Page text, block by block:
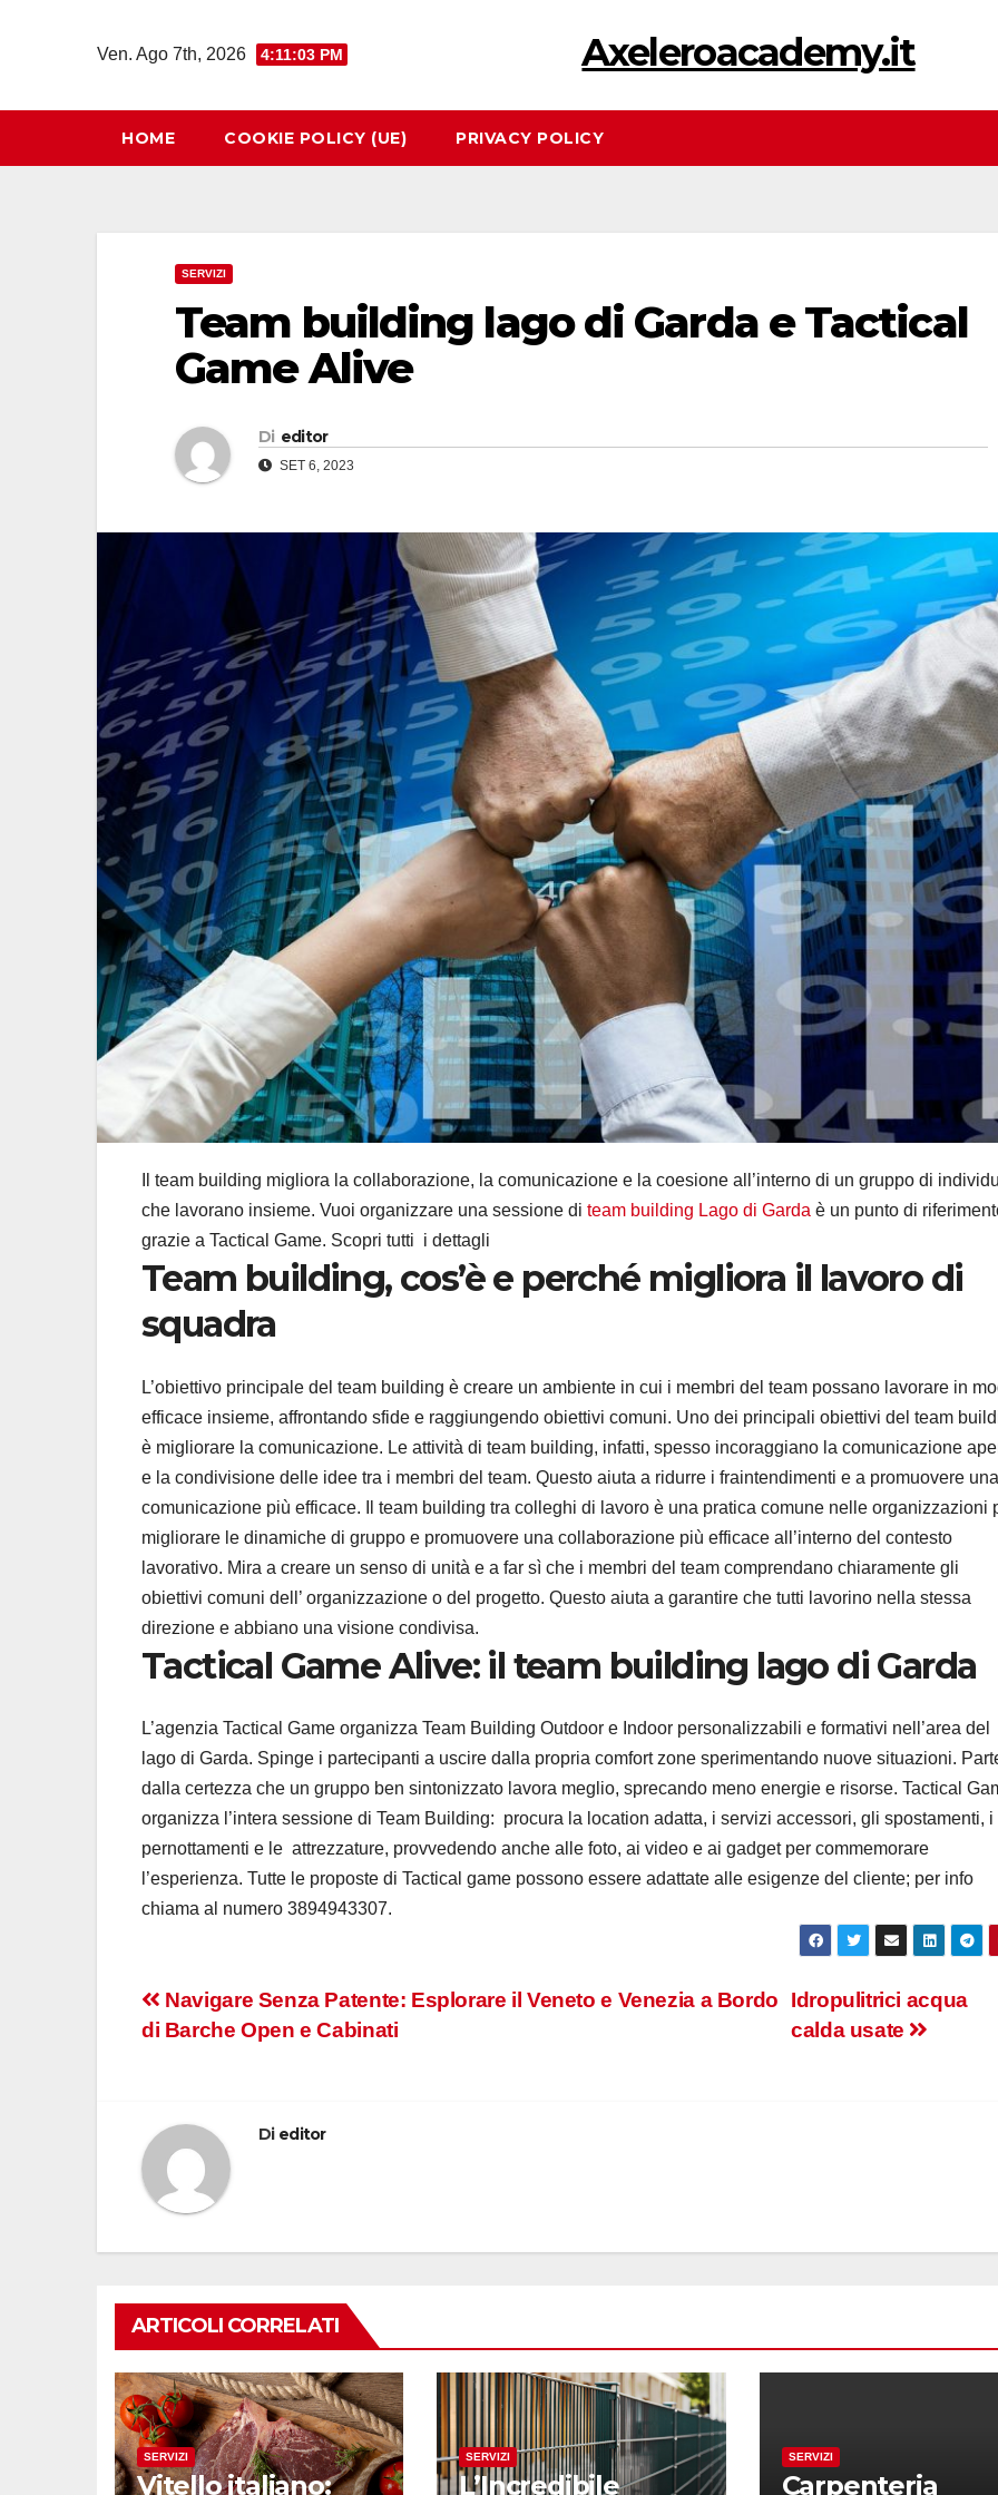
Ven. Ago 7th, 2026 4:11:04 PM Axeleroacademy.it
HOME COOKIE POLICY (UE) PRIVACY POLICY
SERVIZI
Team building lago di Garda e Tactical
Game Alive
Di editor
SET 6, 2023
Il team building migliora la collaborazione, la comunicazione e la coesione all’interno di un gruppo di
che lavorano insieme. Vuoi organizzare una sessione di team building Lago di Garda è un punto di
grazie a Tactical Game. Scopri tutti i dettagli
Team building, cos’è e perché migliora il lavoro di
squadra
L’obiettivo principale del team building è creare un ambiente in cui i membri del team possano lavorare in
efficace insieme, affrontando sfide e raggiungendo obiettivi comuni. Uno dei principali obiettivi del team
è migliorare la comunicazione. Le attività di team building, infatti, spesso incoraggiano la comunicazione
e la condivisione delle idee tra i membri del team. Questo aiuta a ridurre i fraintendimenti e a promuovere una
comunicazione più efficace. Il team building tra colleghi di lavoro è una pratica comune nelle organizzazioni
migliorare le dinamiche di gruppo e promuovere una collaborazione più efficace all’interno del contesto
lavorativo. Mira a creare un senso di unità e a far sì che i membri del team comprendano chiaramente gli
obiettivi comuni dell’ organizzazione o del progetto. Questo aiuta a garantire che tutti lavorino nella stessa
direzione e abbiano una visione condivisa.
Tactical Game Alive: il team building lago di Garda
L’agenzia Tactical Game organizza Team Building Outdoor e Indoor personalizzabili e formativi nell’area del
lago di Garda. Spinge i partecipanti a uscire dalla propria comfort zone sperimentando nuove situazioni.
dalla certezza che un gruppo ben sintonizzato lavora meglio, sprecando meno energie e risorse. Tactical
organizza l’intera sessione di Team Building: procura la location adatta, i servizi accessori, gli spostamenti, i
pernottamenti e le attrezzature, provvedendo anche alle foto, ai video e ai gadget per commemorare
l’esperienza. Tutte le proposte di Tactical game possono essere adattate alle esigenze del cliente; per info
chiama al numero 3894943307.
Navigazione
Idropulitrici acqua
calda usate
Navigare Senza Patente: Esplorare il Veneto e Venezia a Bordo
di Barche Open e Cabinati
Di editor
ARTICOLI CORRELATI
SERVIZI
Vitello italiano:
SERVIZI
L’Incredibile
SERVIZI
Carpenteria